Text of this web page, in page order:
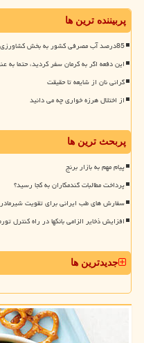
پربیننده ترین ها
85درصد آب مصرفی کشور به بخش کشاورزی اختصاص دارد، آن هم با قیمت خیلی پایین
این دفعه اگر به کرمان سفر کردید، حتما به
گرانی نان از شایعه تا حقیقت
از اختلال هرزه خواری چه می دانید
پربحث ترین ها
پیام مهم به بازار برنج
پرداخت مطالبات گندمکاران به کجا رسید؟
سفارش های طب ایرانی برای تقویت
افزایش ذخایر الزامی بانکها در راه کنترل
جدیدترین ها